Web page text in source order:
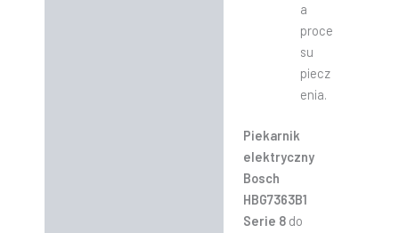
a
proce
su
piecz
enia.
Piekarnik
elektryczny
Bosch
HBG7363B1
Serie 8do